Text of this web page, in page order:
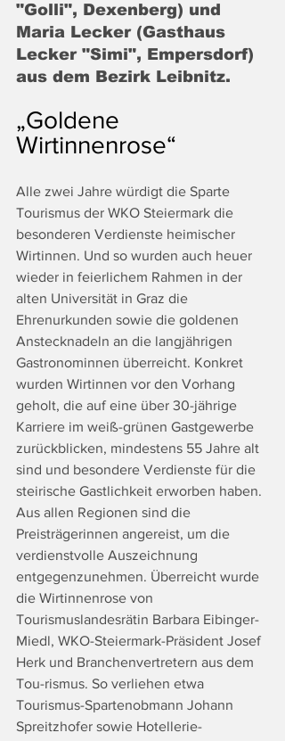
"Golli", Dexenberg) und
Maria Lecker (Gasthaus
Lecker "Simi", Empersdorf)
aus dem Bezirk Leibnitz.
„Goldene
Wirtinnenrose“
Alle zwei Jahre würdigt die Sparte
Tourismus der WKO Steiermark die
besonderen Verdienste heimischer
Wirtinnen. Und so wurden auch heuer
wieder in feierlichem Rahmen in der
alten Universität in Graz die
Ehrenurkunden sowie die goldenen
Anstecknadeln an die langjährigen
Gastronominnen überreicht. Konkret
wurden Wirtinnen vor den Vorhang
geholt, die auf eine über 30-jährige
Karriere im weiß-grünen Gastgewerbe
zurückblicken, mindestens 55 Jahre alt
sind und besondere Verdienste für die
steirische Gastlichkeit erworben haben.
Aus allen Regionen sind die
Preisträgerinnen angereist, um die
verdienstvolle Auszeichnung
entgegenzunehmen. Überreicht wurde
die Wirtinnenrose von
Tourismuslandesrätin Barbara Eibinger-
Miedl, WKO-Steiermark-Präsident Josef
Herk und Branchenvertretern aus dem
Tou-rismus. So verliehen etwa
Tourismus-Spartenobmann Johann
Spreitzhofer sowie Hotellerie-